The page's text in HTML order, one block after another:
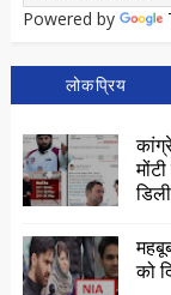
Powered by
लोकप्रिय
को